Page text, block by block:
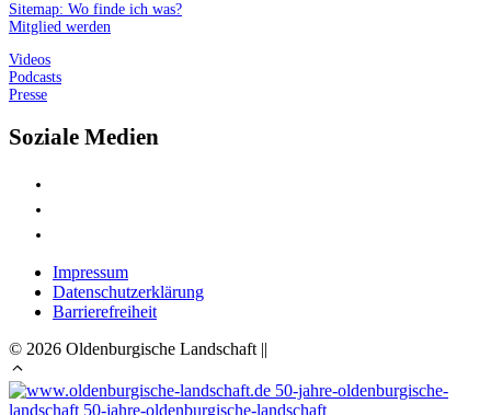
Sitemap: Wo finde ich was?
Mitglied werden
Videos
Podcasts
Presse
Soziale Medien
Impressum
Datenschutzerklärung
Barrierefreiheit
© 2026 Oldenburgische Landschaft ||